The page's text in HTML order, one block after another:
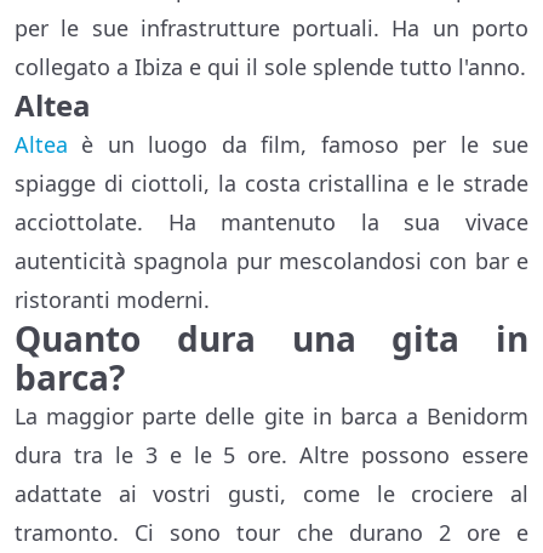
per le sue infrastrutture portuali. Ha un porto
collegato a Ibiza e qui il sole splende tutto l'anno.
Altea
Altea è un luogo da film, famoso per le sue
spiagge di ciottoli, la costa cristallina e le strade
acciottolate. Ha mantenuto la sua vivace
autenticità spagnola pur mescolandosi con bar e
ristoranti moderni.
Quanto dura una gita in
barca?
La maggior parte delle gite in barca a Benidorm
dura tra le 3 e le 5 ore. Altre possono essere
adattate ai vostri gusti, come le crociere al
tramonto. Ci sono tour che durano 2 ore e